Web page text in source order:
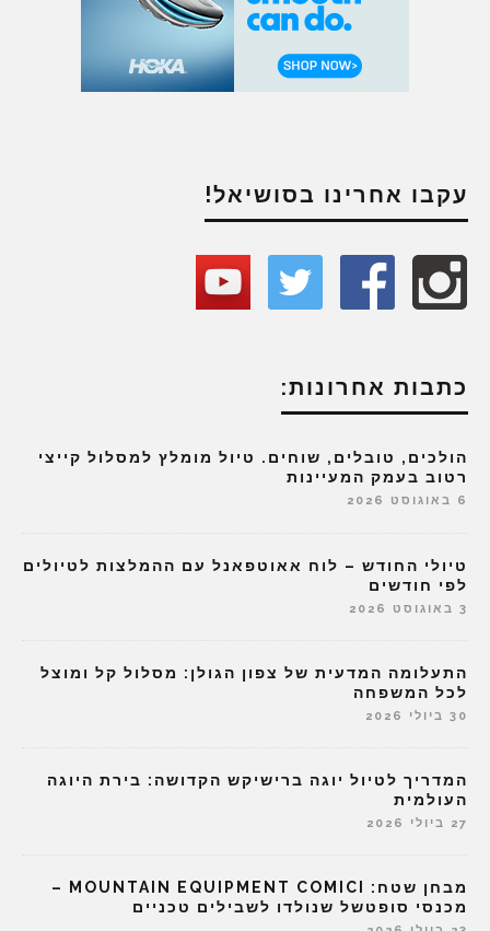
עקבו אחרינו בסושיאל!
כתבות אחרונות:
הולכים, טובלים, שוחים. טיול מומלץ למסלול קייצי
רטוב בעמק המעיינות
6 באוגוסט 2026
טיולי החודש – לוח אאוטפאנל עם ההמלצות לטיולים
לפי חודשים
3 באוגוסט 2026
התעלומה המדעית של צפון הגולן: מסלול קל ומוצל
לכל המשפחה
30 ביולי 2026
המדריך לטיול יוגה ברישיקש הקדושה: בירת היוגה
העולמית
27 ביולי 2026
מבחן שטח: MOUNTAIN EQUIPMENT COMICI –
מכנסי סופטשל שנולדו לשבילים טכניים